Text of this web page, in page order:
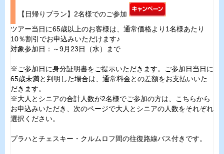
【日帰りプラン】2名様でのご参加
ツアー当日に65歳以上のお客様は、通常価格より1名様あたり
10％割引でお申込みいただけます♪
対象参加日：～9月23日（水）まで
※ご参加日に身分証明書をご提示いただきます。ご参加日当日に
65歳未満と判明した場合は、通常料金との差額をお支払いいた
だきます。
※大人とシニアの合計人数が2名様でご参加の方は、こちらから
お申込みいただき、次のページで大人とシニアの人数をそれぞれ
選択ください。
プラハとチェスキー・クルムロフ間の往復路線バス付きです。